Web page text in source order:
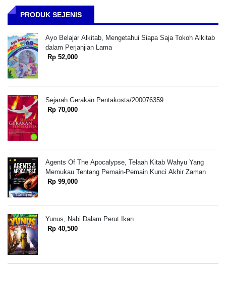
PRODUK SEJENIS
Ayo Belajar Alkitab, Mengetahui Siapa Saja Tokoh Alkitab
dalam Perjanjian Lama
Rp 52,000
Sejarah Gerakan Pentakosta/200076359
Rp 70,000
Agents Of The Apocalypse, Telaah Kitab Wahyu Yang
Memukau Tentang Pemain-Pemain Kunci Akhir Zaman
Rp 99,000
Yunus, Nabi Dalam Perut Ikan
Rp 40,500